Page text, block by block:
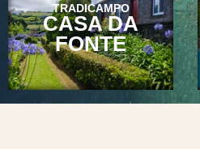
TRADICAMPO
CASA DA
FONTE